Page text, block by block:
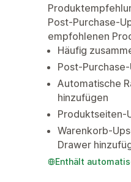
Post-Purchase-
empfohlenen
Häufig
Post-
Automatische
hinzufügen
Produktseiten-
Warenkorb-
Drawer
Enthält